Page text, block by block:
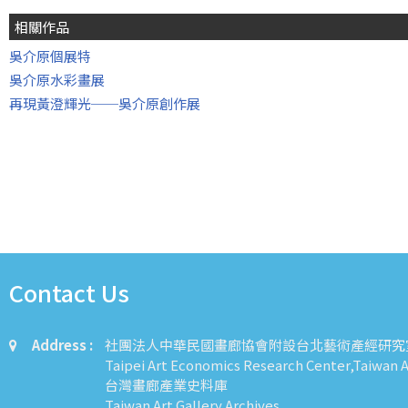
相關作品
吳介原個展特
吳介原水彩畫展
再現黃澄輝光──吳介原創作展
Contact Us
Address :
社團法人中華民國畫廊協會附設台北藝術產經研
Taipei Art Economics Research Center,Taiwan
台灣畫廊產業史料庫